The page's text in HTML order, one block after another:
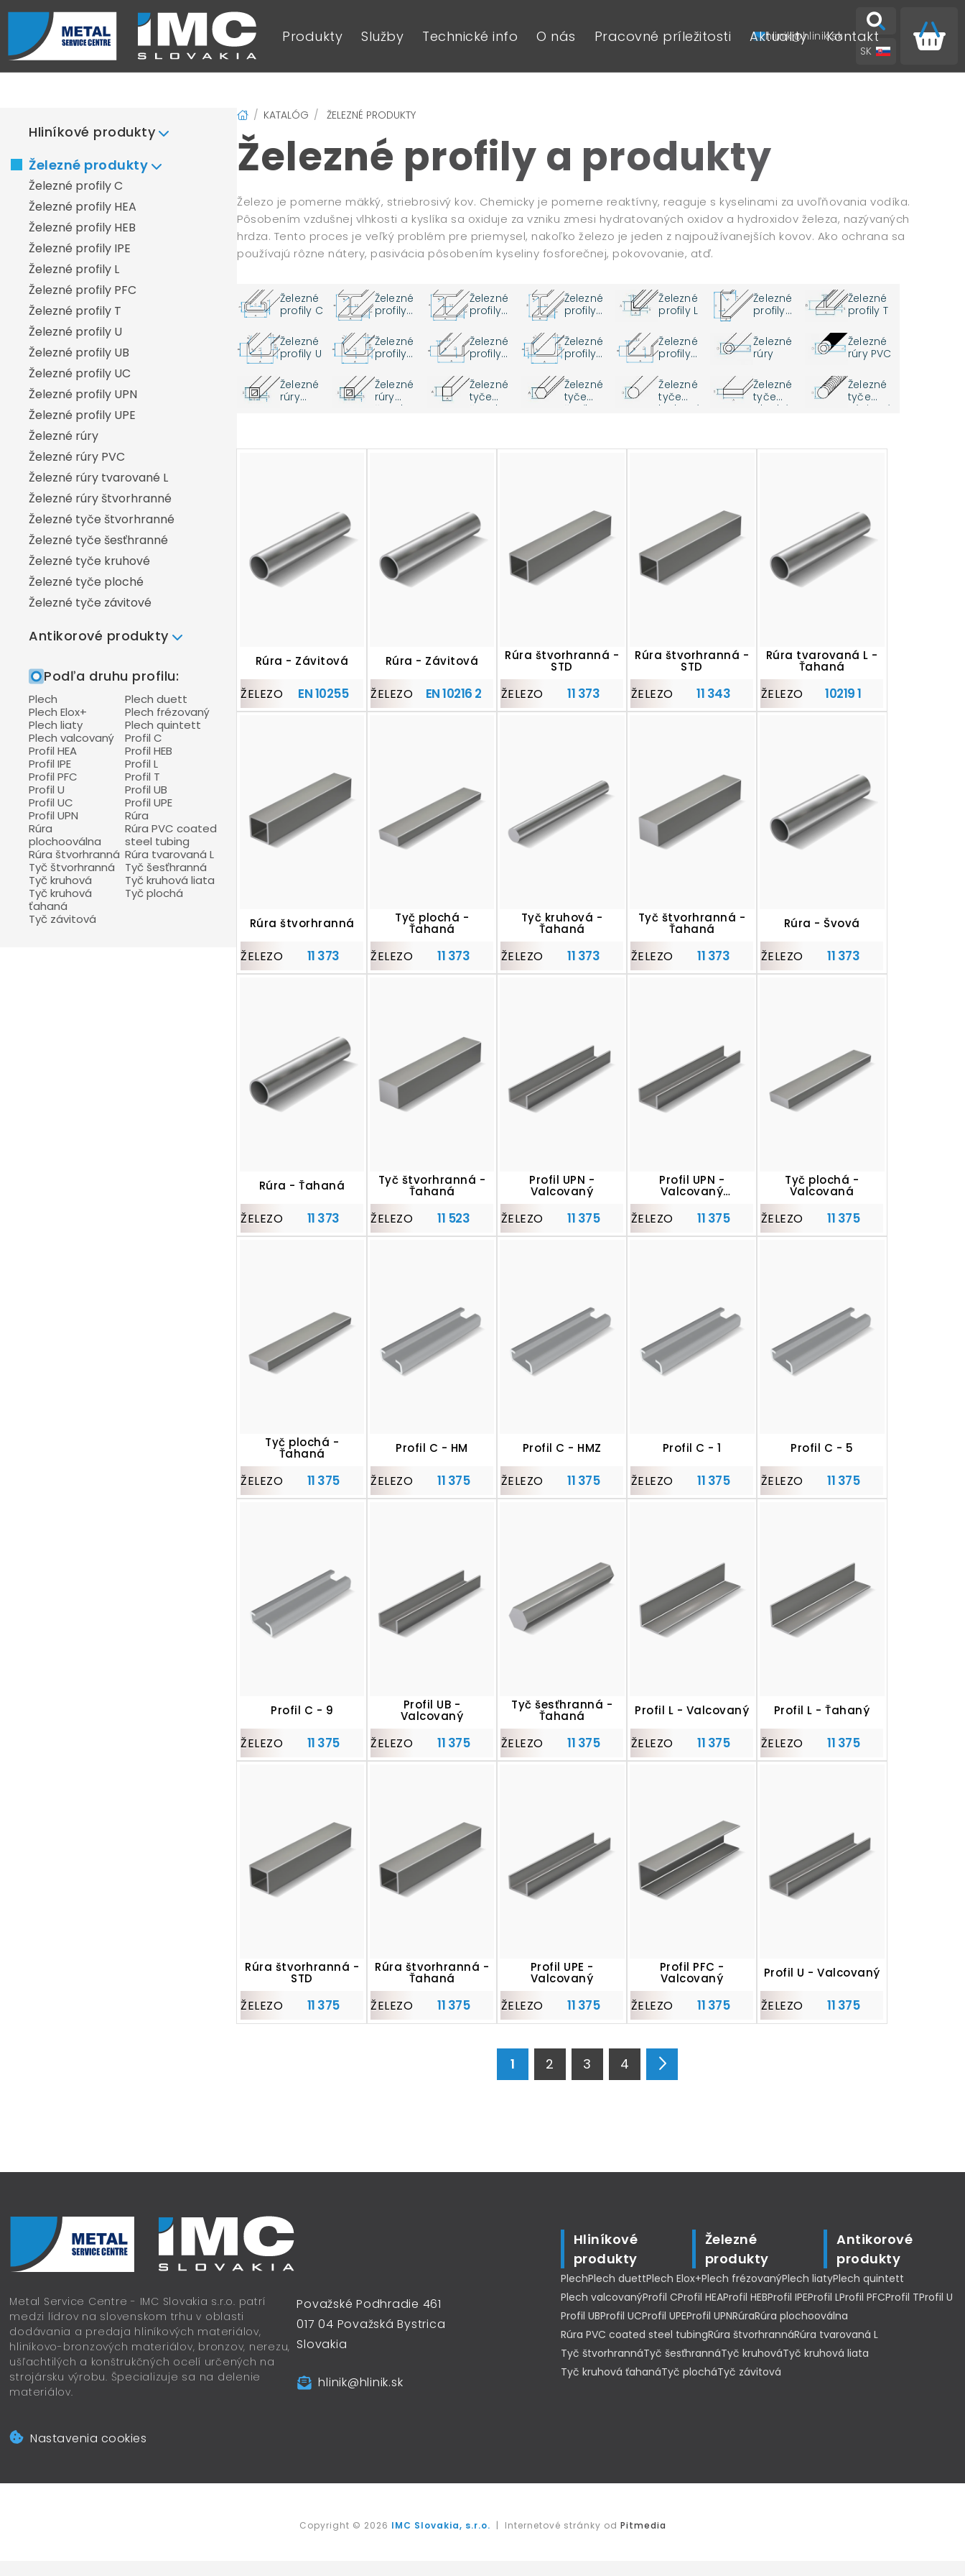
Produkty Služby Technické info O nás Pracovné príležitosti Aktuality Kontakt
hlinik@hlinik.sk
SK
Hliníkové produkty
Hliníkové plechy duett
Hliníkové plechy Elox+
Hliníkové plechy frézované
Hliníkové plechy liate
Hliníkové plechy quintett
Hliníkové plechy valcované
Hliníkový profil L
Hliníkový profil T
Hliníkový profil U
Hliníkové rúry
Hliníkové rúry štvorhranné
Hliníkové tyče štvorhranné
Hliníkové tyče šesťhranné
Hliníkové tyče kruhové
Hliníkové tyče kruhové liate
Hliníkové tyče kruhové ťahané
Hliníkové tyče ploché
Železné produkty
Železné profily C
Železné profily HEA
Železné profily HEB
Železné profily IPE
Železné profily L
Železné profily PFC
Železné profily T
Železné profily U
Železné profily UB
Železné profily UC
Železné profily UPN
Železné profily UPE
Železné rúry
Železné rúry PVC
Železné rúry tvarované L
Železné rúry štvorhranné
Železné tyče štvorhranné
Železné tyče šesťhranné
Železné tyče kruhové
Železné tyče ploché
Železné tyče závitové
Antikorové produkty
Antikorové profily L
Antikorové profily U
Antikorové rúry
Antikorové rúry plochooválne
Antikorové rúry štvorhranné
Antikorové tyče štvorhranné
Antikorové tyče šesťhranné
Antikorové tyče kruhové
Antikorové tyče ploché
Antikorové tyče závitové
Podľa druhu profilu:
Plech
Plech duett
Plech Elox+
Plech frézovaný
Plech liaty
Plech quintett
Plech valcovaný
Profil C
Profil HEA
Profil HEB
Profil IPE
Profil L
Profil PFC
Profil T
Profil U
Profil UB
Profil UC
Profil UPE
Profil UPN
Rúra
Rúra
plochooválna
Rúra PVC coated
steel tubing
Rúra štvorhranná Rúra tvarovaná L
Tyč štvorhranná
Tyč šesťhranná
Tyč kruhová
Tyč kruhová liata
Tyč kruhová
ťahaná
Tyč plochá
Tyč závitová
KATALÓG ŽELEZNÉ PRODUKTY
Železné profily a produkty
Železo je pomerne mäkký, striebrosivý kov. Chemicky je pomerne reaktívny, reaguje s kyselinami za uvoľňovania vodíka.
Pôsobením vzdušnej vlhkosti a kyslíka sa oxiduje za vzniku zmesi hydratovaných oxidov a hydroxidov železa, nazývaných
hrdza. Tento proces je veľký problém pre priemysel, nakoľko železo je jeden z najpoužívanejších kovov. Ako ochrana sa
používajú rôzne nátery, pasivácia pôsobením kyseliny fosforečnej, pokovovanie, atď.
Železné
profily C
Železné
profily
Železné
profily
Železné
profily
Železné
profily L
Železné
profily
Železné
profily T
Železné
profily U
Železné
profily
Železné
profily
Železné
profily
Železné
profily
Železné
rúry
Železné
rúry PVC
Železné
rúry
Železné
rúry
štvorhra
Železné
tyče
štvorhra
Železné
tyče
šesťhran
Železné
tyče
kruhové
Železné
tyče
ploché
Železné
tyče
závitové
Rúra - Závitová
ŽELEZO EN 10255
Rúra - Závitová
ŽELEZO EN 10216 2
Rúra štvorhranná -
STD
ŽELEZO 11 373
Rúra štvorhranná -
STD
ŽELEZO 11 343
Rúra tvarovaná L -
Ťahaná
ŽELEZO 10219 1
Rúra štvorhranná
ŽELEZO 11 373
Tyč plochá -
Ťahaná
ŽELEZO 11 373
Tyč kruhová -
Ťahaná
ŽELEZO 11 373
Tyč štvorhranná -
Ťahaná
ŽELEZO 11 373
Rúra - Švová
ŽELEZO 11 373
Rúra - Ťahaná
ŽELEZO 11 373
Tyč štvorhranná -
Ťahaná
ŽELEZO 11 523
Profil UPN -
Valcovaný
ŽELEZO 11 375
Profil UPN -
Valcovaný
ŽELEZO 11 375
Tyč plochá -
Valcovaná
ŽELEZO 11 375
Tyč plochá -
Ťahaná
ŽELEZO 11 375
Profil C - HM
ŽELEZO 11 375
Profil C - HMZ
ŽELEZO 11 375
Profil C - 1
ŽELEZO 11 375
Profil C - 5
ŽELEZO 11 375
Profil C - 9
ŽELEZO 11 375
Profil UB -
Valcovaný
ŽELEZO 11 375
Tyč šesťhranná -
Ťahaná
ŽELEZO 11 375
Profil L - Valcovaný
ŽELEZO 11 375
Profil L - Ťahaný
ŽELEZO 11 375
Rúra štvorhranná -
STD
ŽELEZO 11 375
Rúra štvorhranná -
Ťahaná
ŽELEZO 11 375
Profil UPE -
Valcovaný
ŽELEZO 11 375
Profil PFC -
Valcovaný
ŽELEZO 11 375
Profil U - Valcovaný
ŽELEZO 11 375
1 2 3 4
Metal Service Centre - IMC Slovakia s.r.o. patrí
medzi lídrov na slovenskom trhu v oblasti
dodávania a predaja hliníkových materiálov,
hliníkovo-bronzových materiálov, bronzov, nerezu,
ušľachtilých a konštrukčných ocelí určených na
strojársku výrobu. Špecializuje sa na delenie
materiálov.
Nastavenia cookies
Považské Podhradie 461
017 04 Považská Bystrica
Slovakia
hlinik@hlinik.sk
Hliníkové
produkty
Železné
produkty
Antikorové
produkty
PlechPlech duettPlech Elox+Plech frézovanýPlech liatyPlech quintett
Plech valcovanýProfil CProfil HEAProfil HEBProfil IPEProfil LProfil PFCProfil TProfil U
Profil UBProfil UCProfil UPEProfil UPNRúraRúra plochooválna
Rúra PVC coated steel tubingRúra štvorhrannáRúra tvarovaná L
Tyč štvorhrannáTyč šesťhrannáTyč kruhováTyč kruhová liata
Tyč kruhová ťahanáTyč plocháTyč závitová
Copyright © 2026 IMC Slovakia, s.r.o. | Internetové stránky od Pitmedia